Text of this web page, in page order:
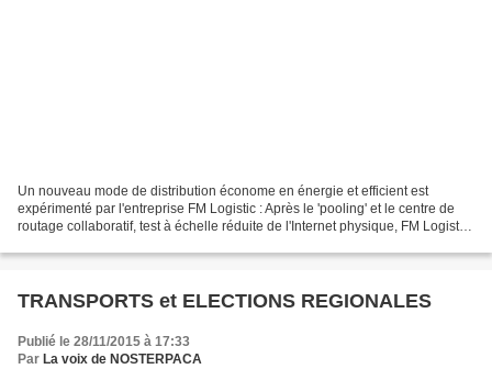
Un nouveau mode de distribution économe en énergie et efficient est
expérimenté par l'entreprise FM Logistic : Après le 'pooling' et le centre de
routage collaboratif, test à échelle réduite de l'Internet physique, FM Logistic
TRANSPORTS et ELECTIONS REGIONALES
Publié le 28/11/2015 à 17:33
Par La voix de NOSTERPACA